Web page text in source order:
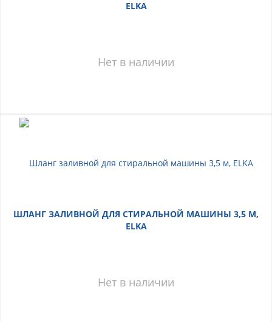
ELKA
Нет в наличии
ШЛАНГ ЗАЛИВНОЙ ДЛЯ СТИРАЛЬНОЙ МАШИНЫ 3,5 М,
ELKA
Нет в наличии